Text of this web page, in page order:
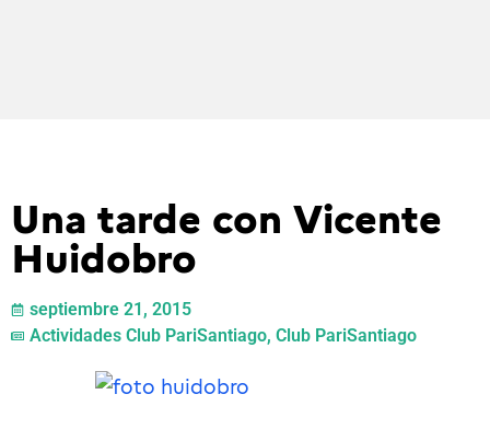
Una tarde con Vicente
Huidobro
septiembre 21, 2015
Actividades Club PariSantiago, Club PariSantiago